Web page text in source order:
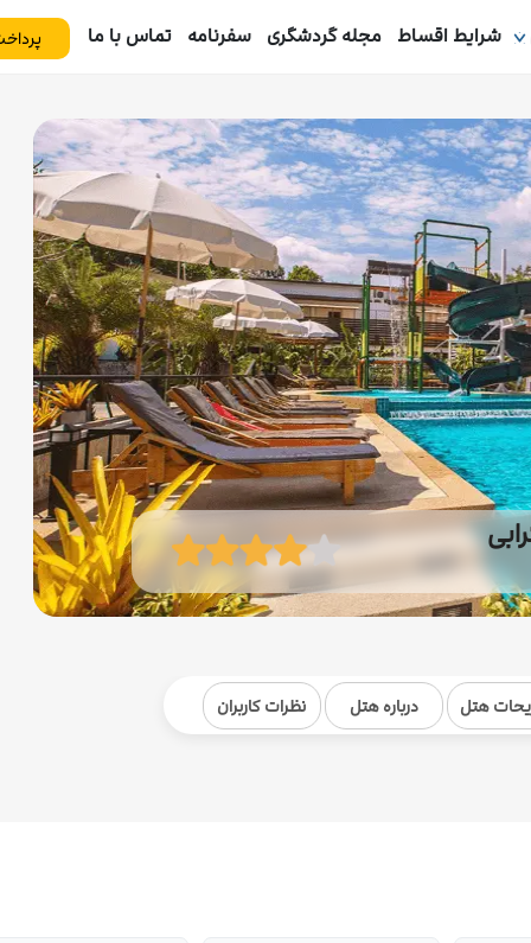
شرایط اقساط مجله گردشگری سفرنامه تماس با ما
هتل درباره هتل نظرات کاربران